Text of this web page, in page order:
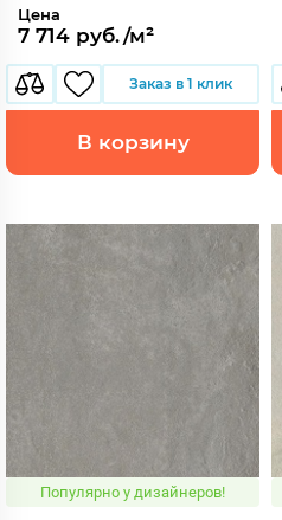
Цена
7 714 руб./м²
Заказ в 1 клик
В корзину
Популярно у дизайнеров!